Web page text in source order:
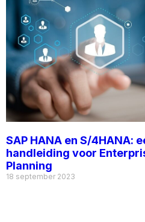
SAP HANA en S/4HANA:
handleiding voor
Planning
18 september 2023